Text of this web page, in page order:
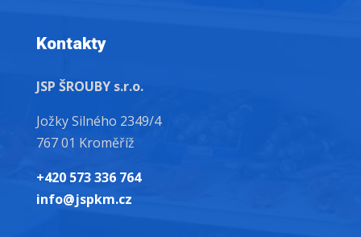
Kontakty
JSP ŠROUBY s.r.o.
Jožky Silného 2349/4
767 01 Kroměříž
+420 573 336 764
info@jspkm.cz